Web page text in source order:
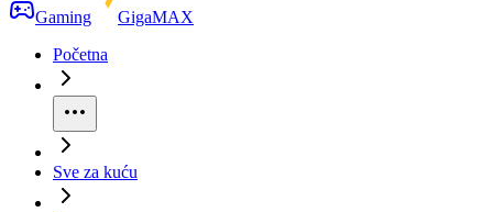
Gaming
GigaMAX
Početna
Sve za kuću